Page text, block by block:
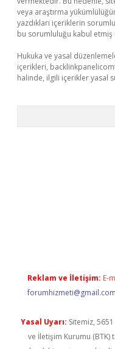
veya araştırma
yazdıkları içeriklerin
bu sorumluluğu kabul etmiş
Hukuka ve yasal
içerikleri,
halinde, ilgili içerikler yasal
Reklam ve İletişim: E-
forumhizmeti@gmail.com
Yasal Uyarı: Sitemiz,
ve İletişim Kurumu (BTK)